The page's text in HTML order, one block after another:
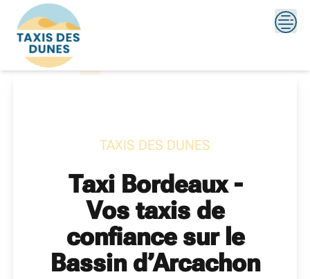
content
TAXIS DES DUNES
Taxi Bordeaux -
Vos taxis de
confiance sur le
Bassin d’Arcachon